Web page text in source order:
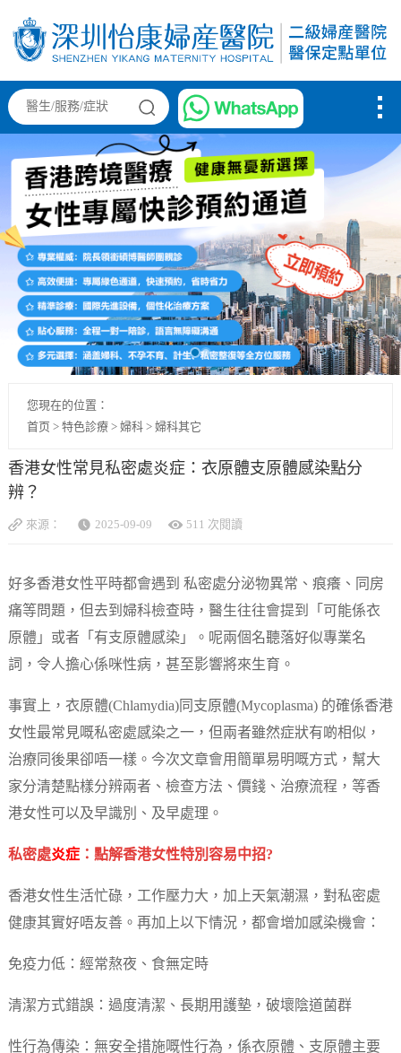
您現在的位置：
首页 > 特色診療> 婦科> 婦科其它
香港女性常見私密處炎症：衣原體支原體感染點分
辨？
來源： 2025-09-09 511 次閱讀
好多香港女性平時都會遇到 私密處分泌物異常、痕癢、同房
痛等問題，但去到婦科檢查時，醫生往往會提到「可能係衣
原體」或者「有支原體感染」。呢兩個名聽落好似專業名
詞，令人擔心係咪性病，甚至影響將來生育。
事實上，衣原體(Chlamydia)同支原體(Mycoplasma) 的確係香港
女性最常見嘅私密處感染之一，但兩者雖然症狀有啲相似，
治療同後果卻唔一樣。今次文章會用簡單易明嘅方式，幫大
家分清楚點樣分辨兩者、檢查方法、價錢、治療流程，等香
港女性可以及早識別、及早處理。
私密處炎症：點解香港女性特別容易中招?
香港女性生活忙碌，工作壓力大，加上天氣潮濕，對私密處
健康其實好唔友善。再加上以下情況，都會增加感染機會：
免疫力低：經常熬夜、食無定時
清潔方式錯誤：過度清潔、長期用護墊，破壞陰道菌群
性行為傳染：無安全措施嘅性行為，係衣原體、支原體主要